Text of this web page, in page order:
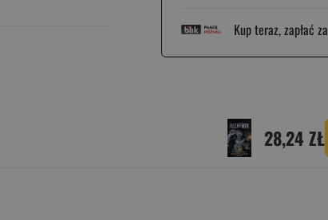
Kup teraz, zapłać za
28,24 ZŁ